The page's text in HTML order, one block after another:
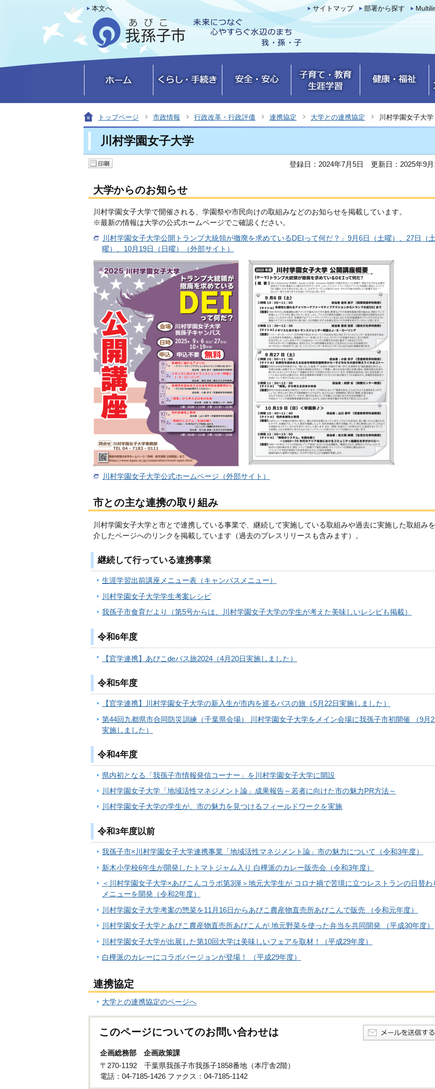
本文へ サイトマップ 部署から探す
トップページ 市政情報 行政改革・行政評価 連携協定 大学との連携協定 川村学園女子大学
川村学園女子大学
登録日：2024年7月5日 更新日：2025年9
大学からのお知らせ
川村学園女子大学で開催される、学園祭や市民向けの取組みなどのお知らせを掲載しています。
※最新の情報は大学の公式ホームページでご確認ください。
川村学園女子大学公開トランプ大統領が撤廃を求めているDEIって何だ？」9月6日（土曜）、27日（
曜）、10月19日（日曜）（外部サイト）
川村学園女子大学公式ホームページ（外部サイト）
市との主な連携の取り組み
川村学園女子大学と市とで連携している事業で、継続して実施している取組みや過去に実施した取組み
介したページへのリンクを掲載しています（過去のプレスリリースも含みます）。
継続して行っている連携事業
生涯学習出前講座メニュー表（キャンパスメニュー）
川村学園女子大学学生考案レシピ
我孫子市食育だより（第5号からは、川村学園女子大学の学生が考えた美味しいレシピも掲載）
令和6年度
【官学連携】あびこdeバス旅2024（4月20日実施しました）
令和5年度
【官学連携】川村学園女子大学の新入生が市内を巡るバスの旅（5月22日実施しました）
第44回九都県市合同防災訓練（千葉県会場） 川村学園女子大学をメイン会場に我孫子市初開催 （9月
実施しました）
令和4年度
県内初となる「我孫子市情報発信コーナー」を川村学園女子大学に開設
川村学園女子大学「地域活性マネジメント論」成果報告～若者に向けた市の魅力PR方法～
川村学園女子大学の学生が、市の魅力を見つけるフィールドワークを実施
令和3年度以前
我孫子市×川村学園女子大学連携事業「地域活性マネジメント論」市の魅力について（令和3年度）
新木小学校6年生が開発したトマトジャム入り 白樺派のカレー販売会（令和3年度）
＜川村学園女子大学×あびこんコラボ第3弾＞地元大学生が コロナ禍で苦境に立つレストランの日替わ
メニューを開発（令和2年度）
川村学園女子大学考案の惣菜を11月16日からあびこ農産物直売所あびこんで販売 （令和元年度）
川村学園女子大学とあびこ農産物直売所あびこんが 地元野菜を使った弁当を共同開発 （平成30年度）
川村学園女子大学が出展した第10回大学は美味しいフェアを取材！（平成29年度）
白樺派のカレーにコラボバージョンが登場！ （平成29年度）
連携協定
大学との連携協定のページへ
このページについてのお問い合わせは
企画総務部 企画政策課
〒270-1192 千葉県我孫子市我孫子1858番地（本庁舎2階）
電話：04-7185-1426 ファクス：04-7185-1142